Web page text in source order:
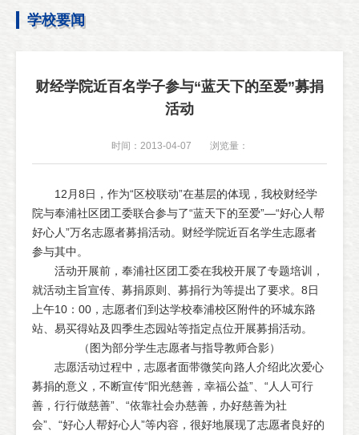
学校要闻
财经学院近百名学子参与“蓝天下的至爱”募捐
活动
时间：2013-04-07 浏览量：
12月8日，作为“区校联动”在基层的体现，我校财经学
院与奉浦社区团工委联合参与了“蓝天下的至爱”—“好心人帮
好心人”万名志愿者募捐活动。财经学院近百名学生志愿者
参与其中。
活动开展前，奉浦社区团工委在我校开展了专题培训，
就活动主旨宣传、募捐原则、募捐行为等提出了要求。8日
上午10：00，志愿者们到达学校奉浦校区附件的环城东路
站、易买得站及四季生态园站等指定点位开展募捐活动。
（图为部分学生志愿者与指导教师合影）
志愿活动过程中，志愿者面带微笑向路人介绍此次爱心
募捐的意义，不断宣传“阳光慈善，幸福公益”、“人人可行
善，行行做慈善”、“依靠社会办慈善，办好慈善为社
会”、“好心人帮好心人”等内容，很好地展现了志愿者良好的